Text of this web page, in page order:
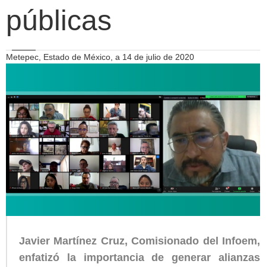
públicas
Metepec, Estado de México, a 14 de julio de 2020
Javier Martínez Cruz, Comisionado del Infoem,
enfatizó la importancia de generar alianzas